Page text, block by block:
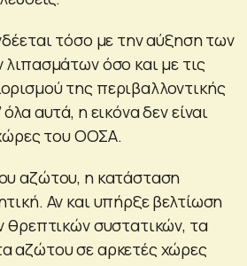
τόσο με την αύξηση των
όσο και με τις
της περιβαλλοντικής
αυτά, η εικόνα δεν είναι
του ΟΟΣΑ.
αζώτου, η κατάσταση
Αν και υπήρξε βελτίωση
θρεπτικών συστατικών, τα
αζώτου σε αρκετές χώρες